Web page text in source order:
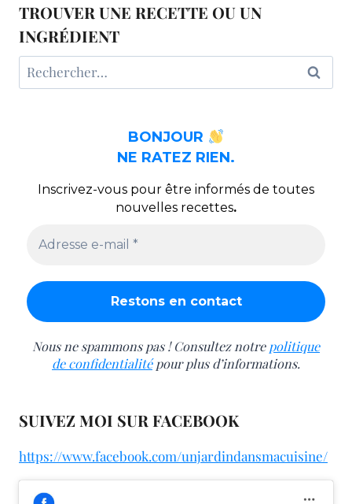
TROUVER UNE RECETTE OU UN
INGRÉDIENT
Rechercher :
BONJOUR
NE RATEZ RIEN.
Inscrivez-vous pour être informés de toutes
nouvelles recettes.
Nous ne spammons pas ! Consultez notrepolitique
de confidentialitépour plus d’informations.
SUIVEZ MOI SUR FACEBOOK
https://www.facebook.com/unjardindansmacuisine/